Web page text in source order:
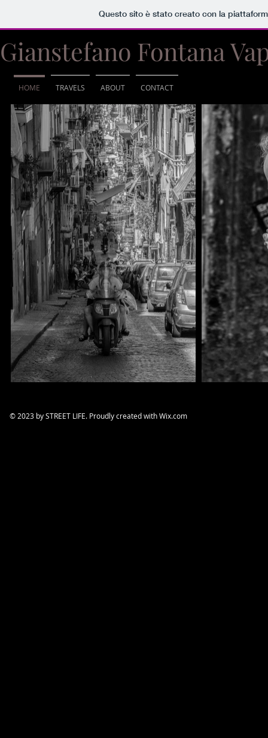
Questo sito è stato creato con la
Gianstefano Fontana
HOME TRAVELS ABOUT CONTACT
​© 2023 by STREET LIFE. Proudly created withWix.com